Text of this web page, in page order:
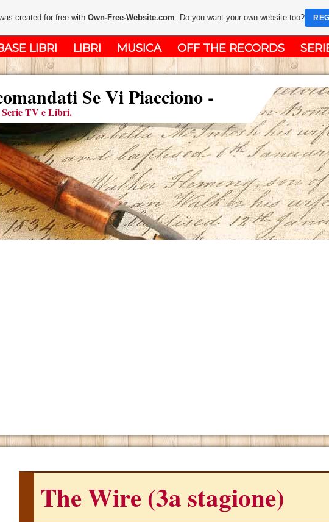
LIBRI LIBRI MUSICA OFF THE RECORDS
Se Vi Piacciono -
Serie TV e Libri.
The Wire (3a stagione)
created for free withOwn-Free-Website.com. Do you want your own website too?